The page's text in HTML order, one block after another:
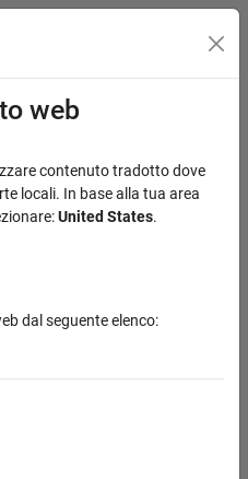
web
contenuto tradotto dove
locali. In base alla tua area
United States.
dal seguente elenco: